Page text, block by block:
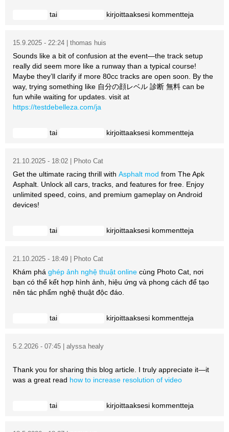
tai kirjoittaaksesi kommentteja
15.9.2025 - 22:24 | thomas huis
Sounds like a bit of confusion at the event—the track setup
really did seem more like a runway than a typical course!
Maybe they’ll clarify if more 80cc tracks are open soon. By the
way, trying something like 自分の顔レベル 診断 無料 can be
fun while waiting for updates. visit at
https://testdebelleza.com/ja
tai kirjoittaaksesi kommentteja
21.10.2025 - 18:02 | Photo Cat
Get the ultimate racing thrill with Asphalt mod from The Apk
Asphalt. Unlock all cars, tracks, and features for free. Enjoy
unlimited speed, coins, and premium gameplay on Android
devices!
tai kirjoittaaksesi kommentteja
21.10.2025 - 18:49 | Photo Cat
Khám phá ghép ảnh nghệ thuật online cùng Photo Cat, nơi
bạn có thể kết hợp hình ảnh, hiệu ứng và phong cách để tạo
nên tác phẩm nghệ thuật độc đáo.
tai kirjoittaaksesi kommentteja
5.2.2026 - 07:45 | alyssa healy
Thank you for sharing this blog article. I truly appreciate it—it
was a great read how to increase resolution of video
tai kirjoittaaksesi kommentteja